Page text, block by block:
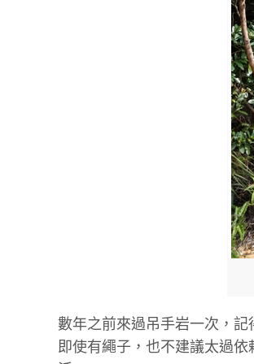
數年之前來過吊手岩一次，
即使有繩子，也不建議太過